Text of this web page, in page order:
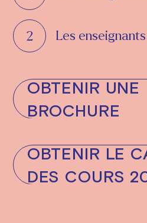
Les
OBTENIR UNE
BROCHURE
OBTENIR LE
DES COURS